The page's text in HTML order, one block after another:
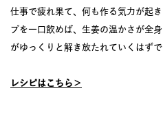
仕事で疲れ果て、何も作る気力が起
プを一口飲めば、生姜の温かさが全
がゆっくりと解き放たれていくはずで
レシピはこちら＞